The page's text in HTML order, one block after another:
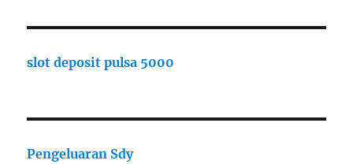
slot deposit pulsa 5000
Pengeluaran Sdy